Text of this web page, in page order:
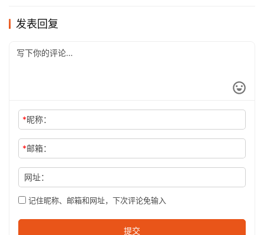
发表回复
*昵称：
*邮箱：
网址：
记住昵称、邮箱和网址，下次评论免输入
提交